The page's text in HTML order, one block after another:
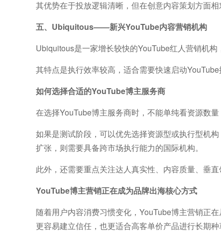
其优势在于投放逻辑清晰，但在创意内容策划方面相
五、Ubiquitous——新兴YouTube内容营销机构
Ubiquitous是一家增长较快的YouTube红人营销机构
其特点是执行效率较高，适合需要快速启动
如何选择合适的YouTube博主服务商
在选择YouTube博主服务商时，不能单纯看资源数
如果是测试阶段，可以优先选择资源型或执行型机
扩张，则需要具备跨市场执行能力的国际机构。
此外，还需要重点关注达人真实性、内容质量、垂
YouTube博主营销正在成为品牌出海核心方式
随着用户内容消费习惯变化，YouTube博主营销正
更容易建立信任，也更适合高客单价产品进行长期种